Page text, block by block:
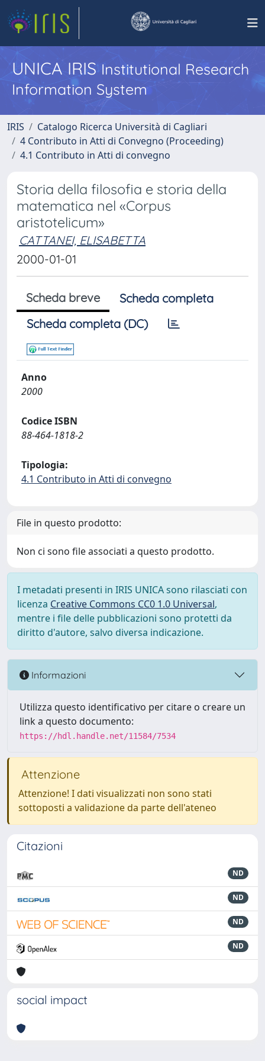
UNICA IRISInstitutional Research
Information System
IRIS
Catalogo Ricerca Università di Cagliari
4 Contributo in Atti di Convegno (Proceeding)
4.1 Contributo in Atti di convegno
Storia della filosofia e storia della
matematica nel «Corpus
aristotelicum»
CATTANEI, ELISABETTA
2000-01-01
Scheda breve
Scheda completa
Scheda completa (DC)
Anno
2000
Codice ISBN
88-464-1818-2
Tipologia:
4.1 Contributo in Atti di convegno
File in questo prodotto:
Non ci sono file associati a questo prodotto.
I metadati presenti in IRIS UNICA sono rilasciati con
licenza Creative Commons CC0 1.0 Universal,
mentre i file delle pubblicazioni sono protetti da
diritto d'autore, salvo diversa indicazione.
Informazioni
Utilizza questo identificativo per citare o creare un
link a questo documento:
https://hdl.handle.net/11584/7534
Attenzione
Attenzione! I dati visualizzati non sono stati
sottoposti a validazione da parte dell'ateneo
Citazioni
ND
ND
ND
ND
social impact